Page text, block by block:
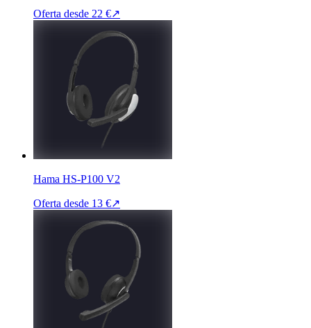
Oferta desde 22 €↗
Hama HS-P100 V2
Oferta desde 13 €↗